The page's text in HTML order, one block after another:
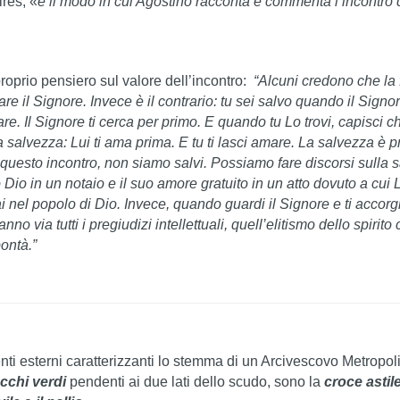
pensiero sul valore dell’incontro: “Alcuni credono che la
il Signore. Invece è il contrario: tu sei salvo quando il
Il Signore ti cerca per primo. E quando tu Lo trovi, capisci
Lui ti ama prima. E tu ti lasci amare. La salvezza è
incontro, non siamo salvi. Possiamo fare discorsi sulla
in un notaio e il suo amore gratuito in un atto dovuto a cui
nel popolo di Dio. Invece, quando guardi il Signore e ti
via tutti i pregiudizi intellettuali, quell’elitismo dello spirito
esterni caratterizzanti lo stemma di un Arcivescovo
verdipendenti ai due lati dello scudo, sono la croce